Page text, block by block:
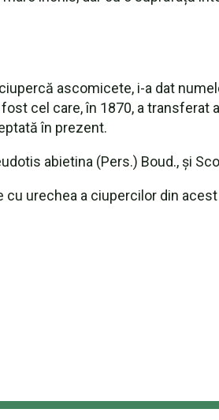
ascomicete, i-a dat
cel care, în 1870, a transferat
în prezent.
abietina (Pers.) Boud., și
urechea a ciupercilor din